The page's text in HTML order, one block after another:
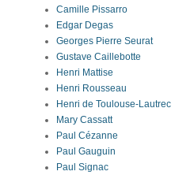
Camille Pissarro
Edgar Degas
Georges Pierre Seurat
Gustave Caillebotte
Henri Mattise
Henri Rousseau
Henri de Toulouse-Lautrec
Mary Cassatt
Paul Cézanne
Paul Gauguin
Paul Signac